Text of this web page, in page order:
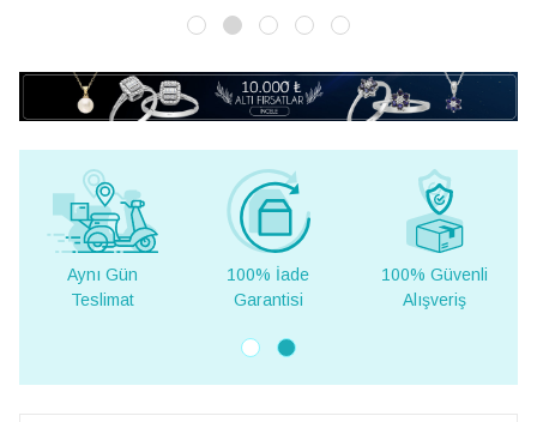
Aynı Gün
Teslimat
100% İade
Garantisi
100% Güvenli
Alışveriş